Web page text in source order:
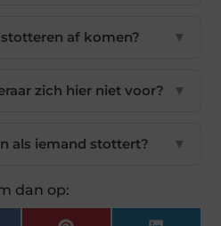
af komen? ▼
zich hier niet voor? ▼
als iemand stottert? ▼
dan op: